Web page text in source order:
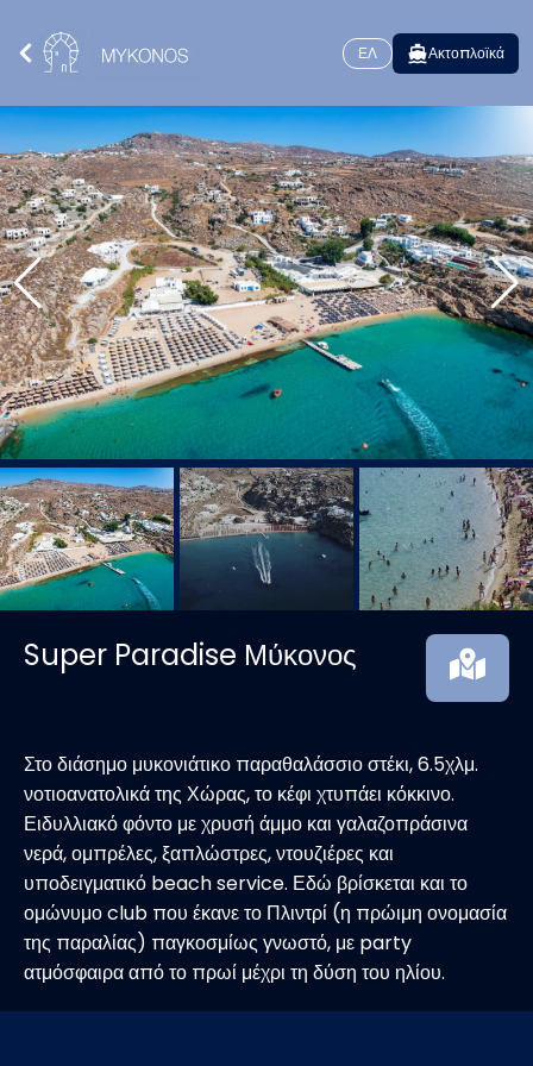
ΕΛ Ακτοπλοϊκά
Super Paradise Μύκονος
Στο διάσημο μυκονιάτικο παραθαλάσσιο στέκι, 6.5χλμ.
νοτιοανατολικά της Χώρας, το κέφι χτυπάει κόκκινο.
Ειδυλλιακό φόντο με χρυσή άμμο και γαλαζοπράσινα
νερά, ομπρέλες, ξαπλώστρες, ντουζιέρες και
υποδειγματικό beach service. Εδώ βρίσκεται και το
ομώνυμο club που έκανε το Πλιντρί (η πρώιμη ονομασία
της παραλίας) παγκοσμίως γνωστό, με party
ατμόσφαιρα από το πρωί μέχρι τη δύση του ηλίου.